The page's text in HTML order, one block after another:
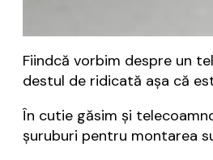
Fiindcă vorbim despre un
destul de ridicată așa că
În cutie găsim și
șuruburi pentru montarea